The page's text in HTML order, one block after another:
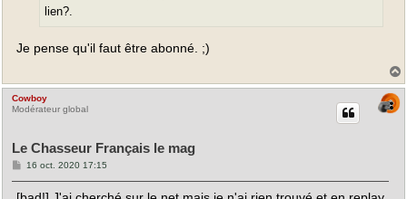
lien?.
Je pense qu'il faut être abonné. ;)
Cowboy
Modérateur global
Le Chasseur Français le mag
M
16 oct. 2020 17:15